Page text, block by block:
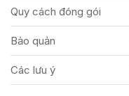
Quy cách đóng gói
Bảo quản
Các lưu ý